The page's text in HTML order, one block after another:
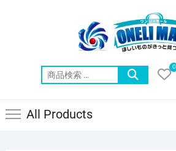
索
0
All Products